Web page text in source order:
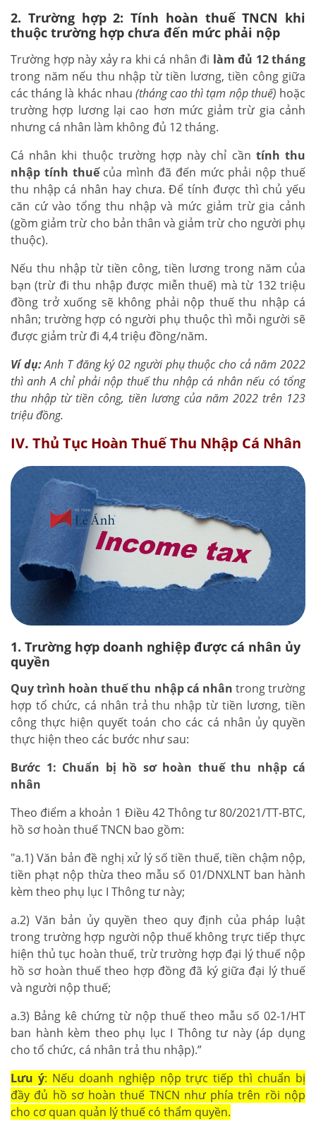
2. Trường hợp 2: Tính hoàn thuế TNCN khi
thuộc trường hợp chưa đến mức phải nộp
Trường hợp này xảy ra khi cá nhân đi làm đủ 12 tháng
trong năm nếu thu nhập từ tiền lương, tiền công giữa
các tháng là khác nhau (tháng cao thì tạm nộp thuế) hoặc
trường hợp lương lại cao hơn mức giảm trừ gia cảnh
nhưng cá nhân làm không đủ 12 tháng.
Cá nhân khi thuộc trường hợp này chỉ cần tính thu
nhập tính thuếcủa mình đã đến mức phải nộp thuế
thu nhập cá nhân hay chưa. Để tính được thì chủ yếu
căn cứ vào tổng thu nhập và mức giảm trừ gia cảnh
(gồm giảm trừ cho bản thân và giảm trừ cho người phụ
thuộc).
Nếu thu nhập từ tiền công, tiền lương trong năm của
bạn (trừ đi thu nhập được miễn thuế) mà từ 132 triệu
đồng trở xuống sẽ không phải nộp thuế thu nhập cá
nhân; trường hợp có người phụ thuộc thì mỗi người sẽ
được giảm trừ đi 4,4 triệu đồng/năm.
Ví dụ:Anh T đăng ký 02 người phụ thuộc cho cả năm 2022
thì anh A chỉ phải nộp thuế thu nhập cá nhân nếu có tổng
thu nhập từ tiền công, tiền lương của năm 2022 trên 123
triệu đồng.
IV. Thủ Tục Hoàn Thuế Thu Nhập Cá Nhân
1. Trường hợp doanh nghiệp được cá nhân ủy
quyền
Quy trình hoàn thuế thu nhập cá nhân trong trường
hợp tổ chức, cá nhân trả thu nhập từ tiền lương, tiền
công thực hiện quyết toán cho các cá nhân ủy quyền
thực hiện theo các bước như sau:
Bước 1: Chuẩn bị hồ sơ hoàn thuế thu nhập cá
nhân
Theo điểm a khoản 1 Điều 42 Thông tư 80/2021/TT-BTC,
hồ sơ hoàn thuế TNCN bao gồm:
"a.1) Văn bản đề nghị xử lý số tiền thuế, tiền chậm nộp,
tiền phạt nộp thừa theo mẫu số 01/DNXLNT ban hành
kèm theo phụ lục I Thông tư này;
a.2) Văn bản ủy quyền theo quy định của pháp luật
trong trường hợp người nộp thuế không trực tiếp thực
hiện thủ tục hoàn thuế, trừ trường hợp đại lý thuế nộp
hồ sơ hoàn thuế theo hợp đồng đã ký giữa đại lý thuế
và người nộp thuế;
a.3) Bảng kê chứng từ nộp thuế theo mẫu số 02-1/HT
ban hành kèm theo phụ lục I Thông tư này (áp dụng
cho tổ chức, cá nhân trả thu nhập).”
Lưu ý: Nếu doanh nghiệp nộp trực tiếp thì chuẩn bị
đầy đủ hồ sơ hoàn thuế TNCN như phía trên rồi nộp
cho cơ quan quản lý thuế có thẩm quyền.